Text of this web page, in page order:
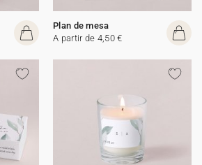
Plan de mesa
A partir de 4,50 €